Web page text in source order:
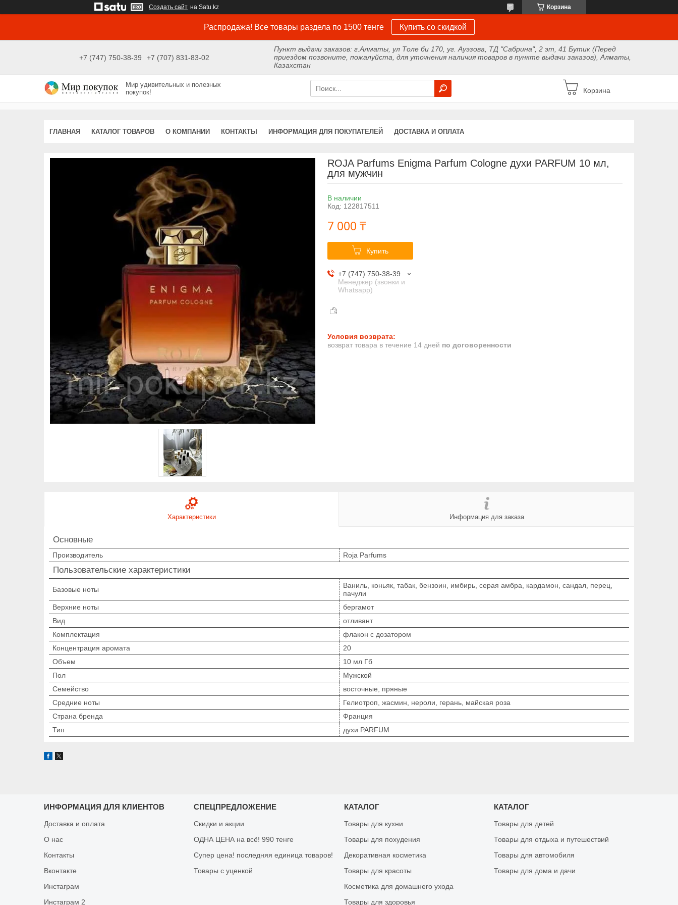
Создать сайт на Satu.kz Корзина
Распродажа! Все товары раздела по 1500 тенге Купить со скидкой
+7 (747) 750-38-39 +7 (707) 831-83-02
Пункт выдачи заказов: г.Алматы, ул Толе би 170, уг. Ауэзова, ТД "Сабрина", 2 эт, 41 Бутик (Перед
приездом позвоните, пожалуйста, для уточнения наличия товаров в пункте выдачи заказов), Алматы,
Казахстан
Мир удивительных и полезных
покупок!
Корзина
ГЛАВНАЯ КАТАЛОГ ТОВАРОВ О КОМПАНИИ КОНТАКТЫ ИНФОРМАЦИЯ ДЛЯ ПОКУПАТЕЛЕЙ ДОСТАВКА И ОПЛАТА
ROJA Parfums Enigma Parfum Cologne духи PARFUM 10 мл,
для мужчин
В наличии
Код: 122817511
7 000 ₸
Купить
+7 (747) 750-38-39
Менеджер (звонки и
Whatsapp)
возврат товара в течение 14 дней по договоренности
Характеристики Информация для заказа
Основные
Производитель Roja Parfums
Пользовательские характеристики
Базовые ноты
Ваниль, коньяк, табак, бензоин, имбирь, серая амбра, кардамон, сандал, перец,
пачули
Верхние ноты
бергамот
Вид
отливант
Комплектация
флакон с дозатором
Концентрация аромата
20
Объем
10 мл Гб
Пол
Мужской
Семейство
восточные, пряные
Средние ноты
Гелиотроп, жасмин, нероли, герань, майская роза
Страна бренда
Франция
Тип
духи PARFUM
ИНФОРМАЦИЯ ДЛЯ КЛИЕНТОВ
Доставка и оплата
О нас
Контакты
Вконтакте
Инстаграм
Инстаграм 2
СПЕЦПРЕДЛОЖЕНИЕ
Скидки и акции
ОДНА ЦЕНА на всё! 990 тенге
Супер цена! последняя единица товаров!
Товары с уценкой
КАТАЛОГ
Товары для кухни
Товары для похудения
Декоративная косметика
Товары для красоты
Косметика для домашнего ухода
Товары для здоровья
КАТАЛОГ
Товары для детей
Товары для отдыха и путешествий
Товары для автомобиля
Товары для дома и дачи